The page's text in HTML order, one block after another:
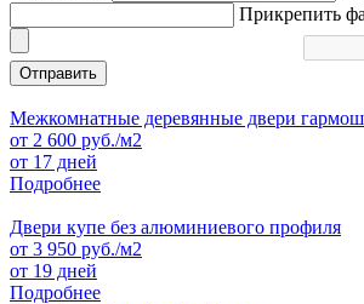
Прикрепить
Отправить
Межкомнатные деревянные двери
от 2 600 руб./м2
от 17 дней
Подробнее
Двери купе без алюминиевого профиля
от 3 950 руб./м2
от 19 дней
Подробнее